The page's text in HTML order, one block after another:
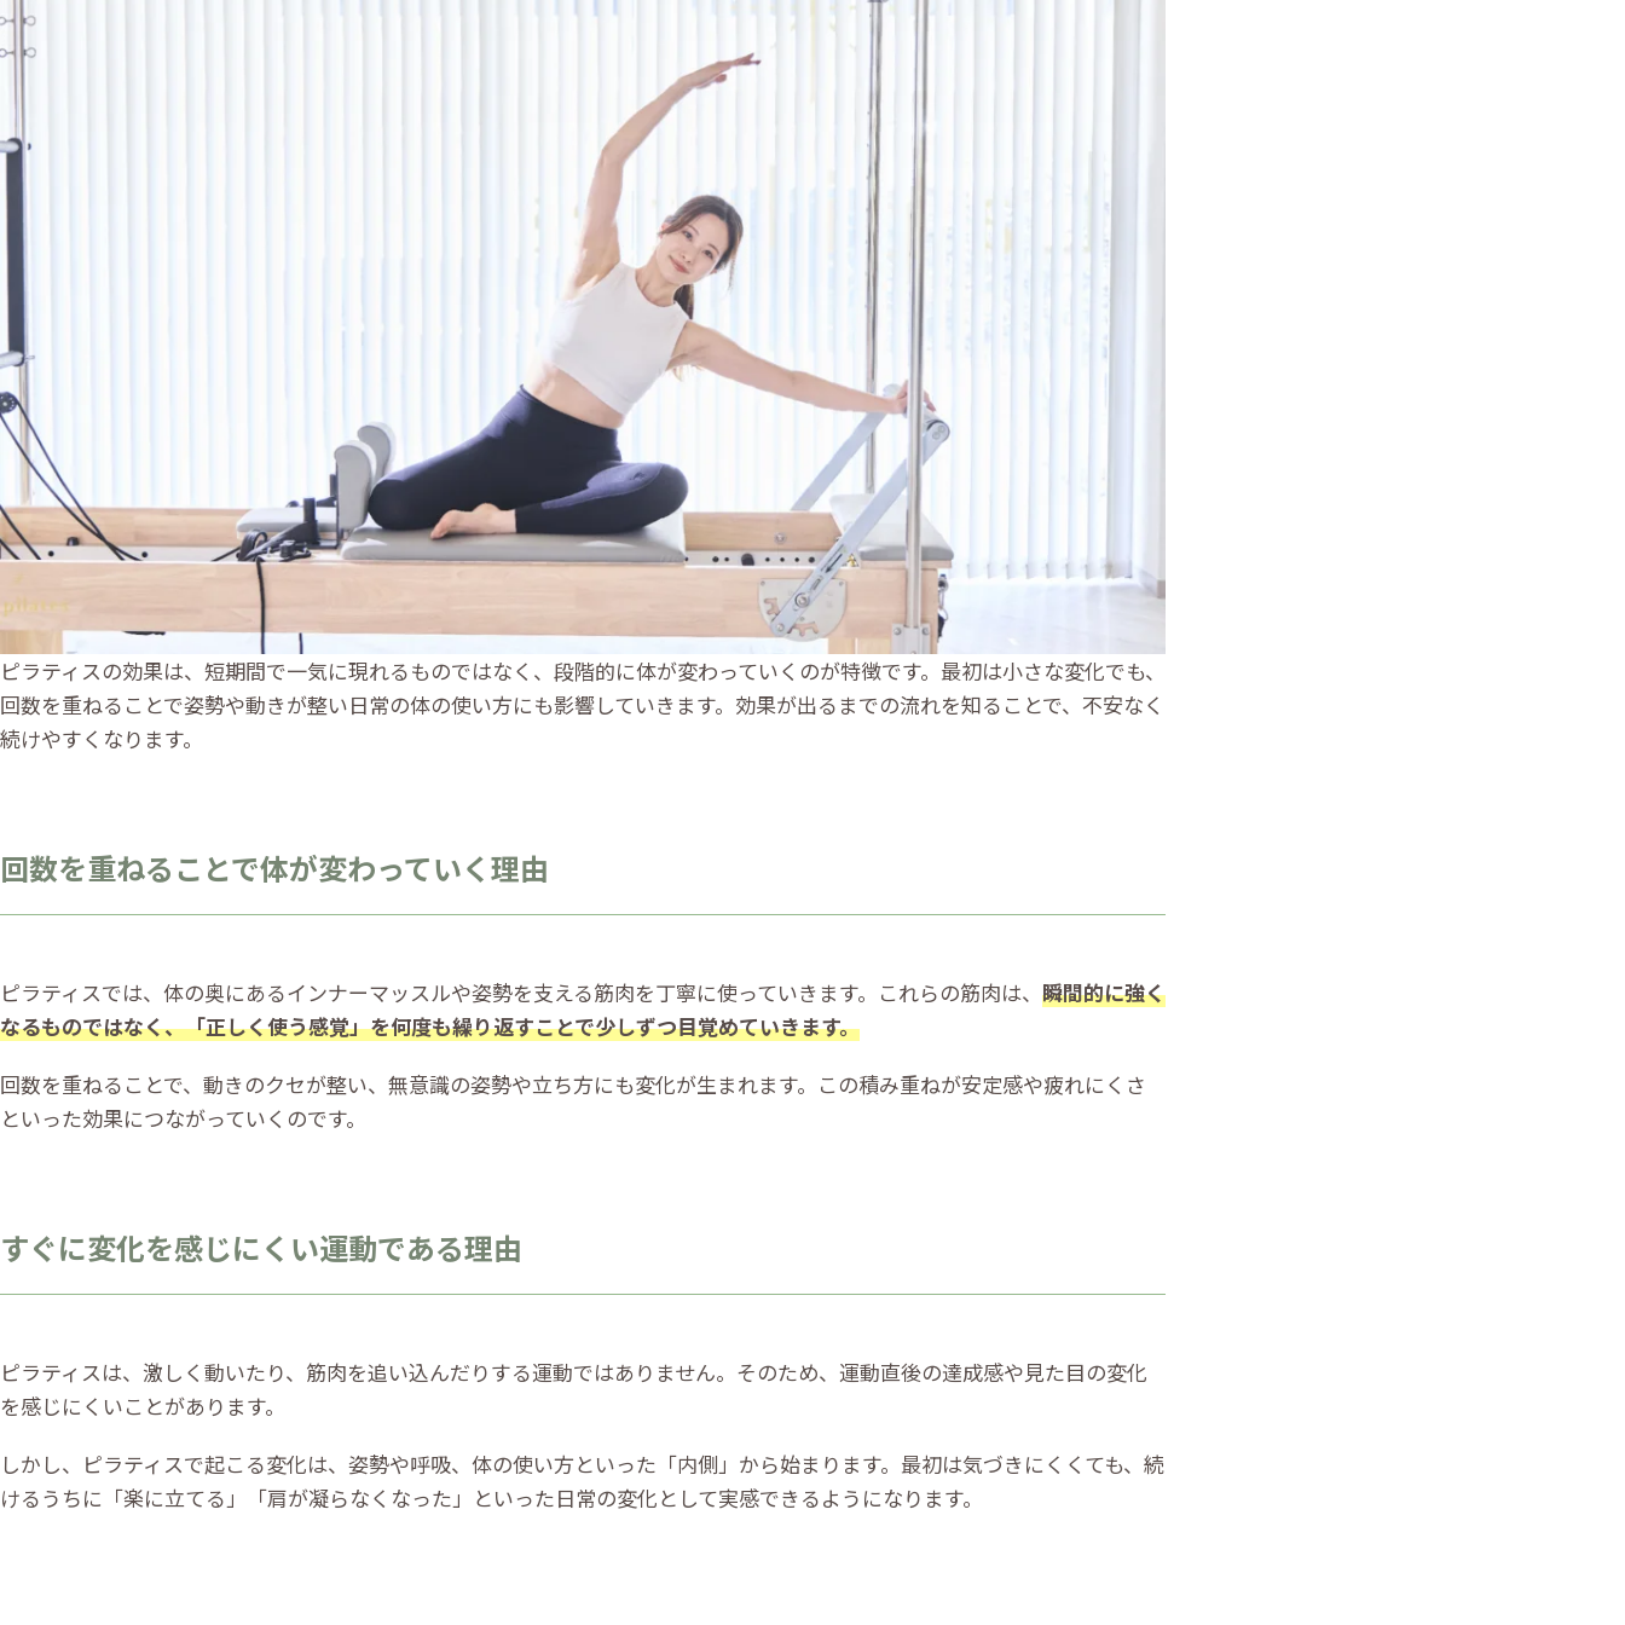
ピラティスの効果は、短期間で一気に現れるものではなく、段階的に体が変わっていくのが特徴です。最初は小さな変化でも、
回数を重ねることで姿勢や動きが整い日常の体の使い方にも影響していきます。効果が出るまでの流れを知ることで、不安なく
続けやすくなります。
回数を重ねることで体が変わっていく理由
ピラティスでは、体の奥にあるインナーマッスルや姿勢を支える筋肉を丁寧に使っていきます。これらの筋肉は、 瞬間的に強く
なるものではなく、「正しく使う感覚」を何度も繰り返すことで少しずつ目覚めていきます。
回数を重ねることで、動きのクセが整い、無意識の姿勢や立ち方にも変化が生まれます。この積み重ねが安定感や疲れにくさ
といった効果につながっていくのです。
すぐに変化を感じにくい運動である理由
ピラティスは、激しく動いたり、筋肉を追い込んだりする運動ではありません。そのため、運動直後の達成感や見た目の変化
を感じにくいことがあります。
しかし、ピラティスで起こる変化は、姿勢や呼吸、体の使い方といった「内側」から始まります。最初は気づきにくくても、続
けるうちに「楽に立てる」「肩が凝らなくなった」といった日常の変化として実感できるようになります。